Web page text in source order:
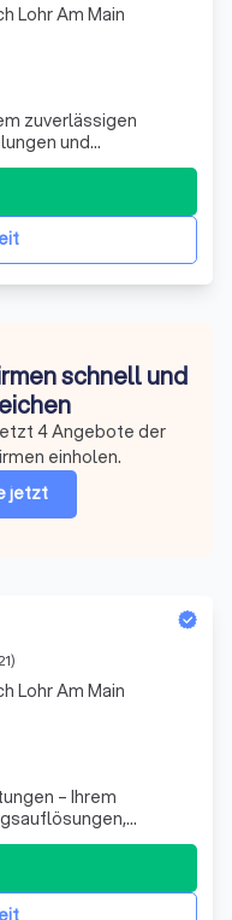
zuverlässigen
und
uns durch unsere
maßgeschneiderte
die individuellen
sind.
Lohr Am Main
schnell und
4 Angebote der
einholen.
jetzt
– Ihrem
Würzburg und
Unternehmen,
und umfassende
Auflösung eines
Lohr Am Main